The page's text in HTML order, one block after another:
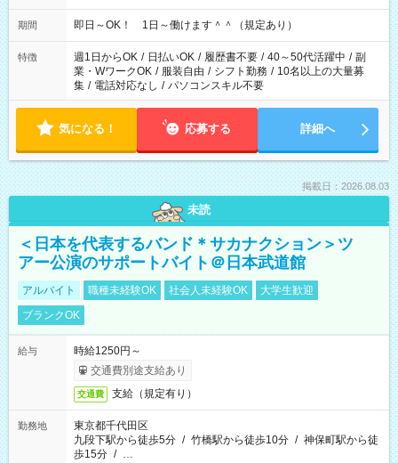
期間 即日～OK！ 1日～働けます＾＾（規定あり）
特徴 週1日からOK / 日払いOK / 履歴書不要 / 40～50代活躍中 / 副
業・WワークOK / 服装自由 / シフト勤務 / 10名以上の大量募
集 / 電話対応なし / パソコンスキル不要
気になる！ 応募する 詳細へ
掲載日：2026.08.03
未読
＜日本を代表するバンド＊サカナクション＞ツ
アー公演のサポートバイト＠日本武道館
アルバイト 職種未経験OK 社会人未経験OK
大学生歓迎
ブランクOK
給与
時給1250円～
交通費別途支給あり
交通費 支給（規定有り）
勤務地
東京都千代田区
九段下駅から徒歩5分 / 竹橋駅から徒歩10分 / 神保町駅から徒
歩15分 / …